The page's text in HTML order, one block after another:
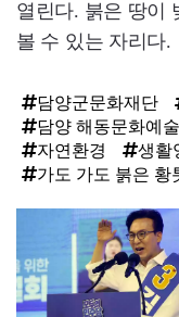
열린다. 붉은 땅이
볼 수 있는 자리다.
담양군문화재단
담양 해동문화예
자연환경
생활
가도 가도 붉은 황
인